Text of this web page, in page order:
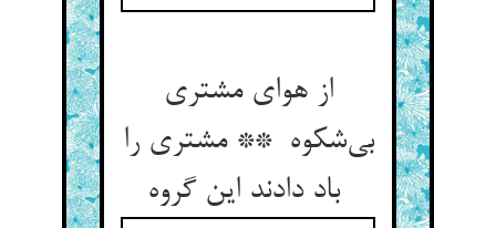
از هوای مشتری
بی‌شکوه ** مشتری را
باد دادند این گروه